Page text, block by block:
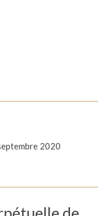
2020